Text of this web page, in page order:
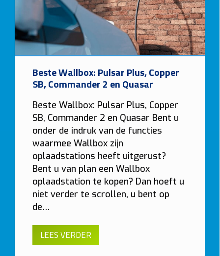
Beste Wallbox: Pulsar Plus, Copper
SB, Commander 2 en Quasar
Beste Wallbox: Pulsar Plus, Copper
SB, Commander 2 en Quasar Bent u
onder de indruk van de functies
waarmee Wallbox zijn
oplaadstations heeft uitgerust?
Bent u van plan een Wallbox
oplaadstation te kopen? Dan hoeft u
niet verder te scrollen, u bent op
de…
LEES VERDER